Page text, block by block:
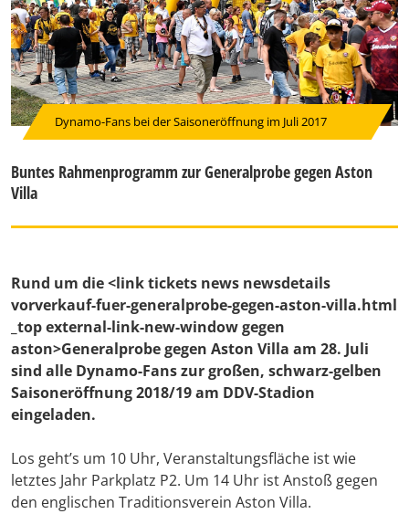
Dynamo-Fans bei der Saisoneröffnung im Juli 2017
Buntes Rahmenprogramm zur Generalprobe gegen Aston
Villa
Rund um die <link tickets news newsdetails
vorverkauf-fuer-generalprobe-gegen-aston-villa.html
_top external-link-new-window gegen
aston>Generalprobe gegen Aston Villa am 28. Juli
sind alle Dynamo-Fans zur großen, schwarz-gelben
Saisoneröffnung 2018/19 am DDV-Stadion
eingeladen.
Los geht’s um 10 Uhr, Veranstaltungsfläche ist wie
letztes Jahr Parkplatz P2. Um 14 Uhr ist Anstoß gegen
den englischen Traditionsverein Aston Villa.